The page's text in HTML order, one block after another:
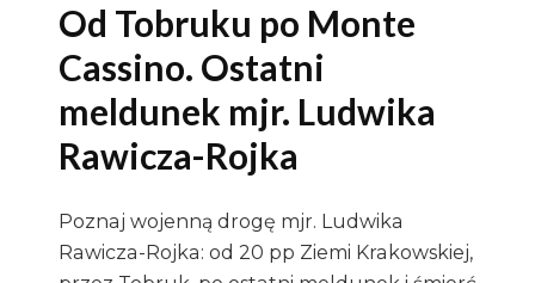
Od Tobruku po Monte
Cassino. Ostatni
meldunek mjr. Ludwika
Rawicza-Rojka
Poznaj wojenną drogę mjr. Ludwika
Rawicza-Rojka: od 20 pp Ziemi Krakowskiej,